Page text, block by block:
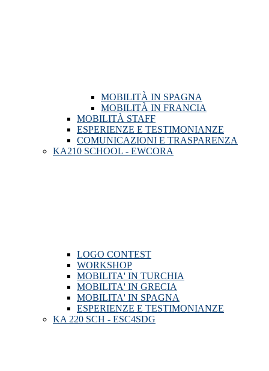
MOBILITÀ IN SPAGNA
MOBILITÀ IN FRANCIA
MOBILITÀ STAFF
ESPERIENZE E TESTIMONIANZE
COMUNICAZIONI E TRASPARENZA
KA210 SCHOOL - EWCORA
LOGO CONTEST
WORKSHOP
MOBILITA' IN TURCHIA
MOBILITA' IN GRECIA
MOBILITA' IN SPAGNA
ESPERIENZE E TESTIMONIANZE
KA 220 SCH - ESC4SDG